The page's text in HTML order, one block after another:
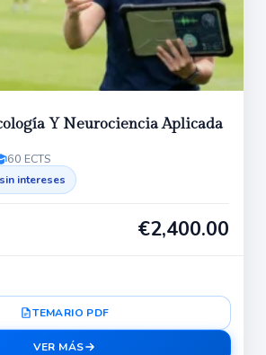
Y Neurociencia Aplicada
60 ECTS
intereses
€2,400.00
TEMARIO PDF
VER MÁS